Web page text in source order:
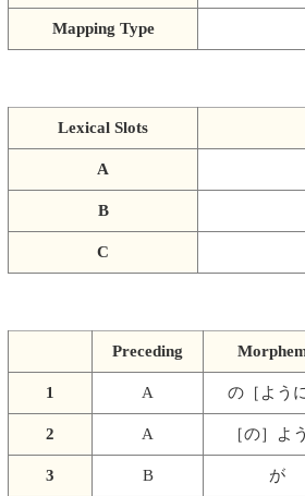
Mapping Type
Lexical Slots
A
B
C
Preceding
1 A の［ように
2 A ［の］よ
3 B が